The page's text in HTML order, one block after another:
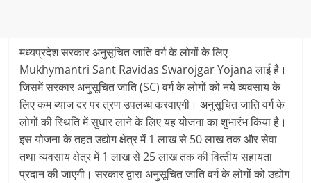
मध्‍यप्रदेश सरकार अनुसूचित जाति वर्ग के लोगों के लिए
Mukhymantri Sant Ravidas Swarojgar Yojana लाई है।
जिसमें सरकार अनुसूचित जाति (SC) वर्ग के लोगों को नये व्‍यवसाय के
लिए कम ब्‍याज दर पर त्रण उपलब्‍ध करवाएगी। अनुसूचित जाति वर्ग के
लोगों की स्थिति में सुधार लाने के लिए यह योजना का शुभारंभ किया है।
इस योजना के तहत उद्योग क्षेत्र में 1 लाख से 50 लाख तक और सेवा
तथा व्‍यवसाय क्षेत्र में 1 लाख से 25 लाख तक की वित्‍तीय सहायता
प्रदान की जाएगी। सरकार द्वारा अनुसूचित जाति वर्ग के लोगों को उद्योग